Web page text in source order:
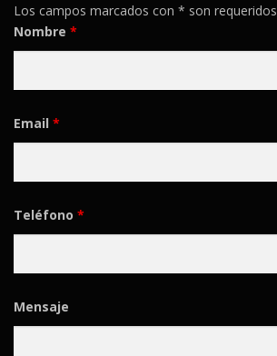
Los campos marcados con * son requeridos
Nombre *
Email *
Teléfono *
Mensaje